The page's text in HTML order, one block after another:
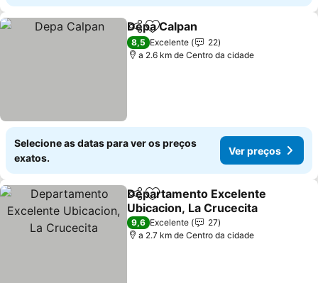
PartilharAdicionar aos favoritos
Depa Calpan
8,5 Excelente
22
a 2.6 km de Centro da cidade
Selecione as datas para ver os preços
exatos.
Ver preços
PartilharAdicionar aos favoritos
Departamento Excelente
Ubicacion, La Crucecita
Ver preços
9,6 Excelente
27
a 2.7 km de Centro da cidade